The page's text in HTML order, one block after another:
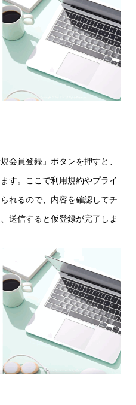
会員登録」ボタンを押すと、
す。ここで利用規約やプライ
れるので、内容を確認してチ
送信すると仮登録が完了しま